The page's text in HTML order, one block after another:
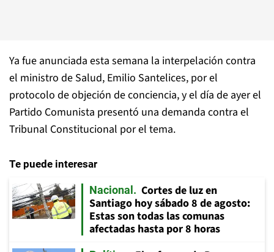
Ya fue anunciada esta semana la interpelación contra
el ministro de Salud, Emilio Santelices, por el
protocolo de objeción de conciencia, y el día de ayer el
Partido Comunista presentó una demanda contra el
Tribunal Constitucional por el tema.
Te puede interesar
Nacional
Cortes de luz en
Santiago hoy sábado 8 de agosto:
Estas son todas las comunas
afectadas hasta por 8 horas